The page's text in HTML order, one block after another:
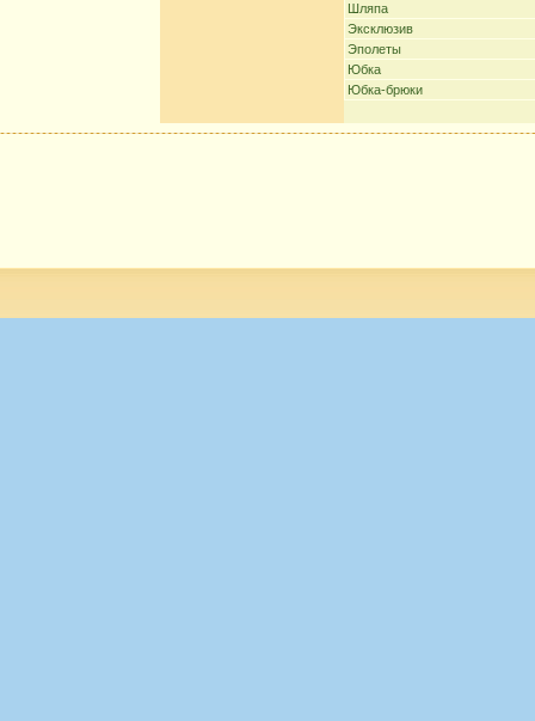
Шляпа
Эксклюзив
Эполеты
Юбка
Юбка-брюки